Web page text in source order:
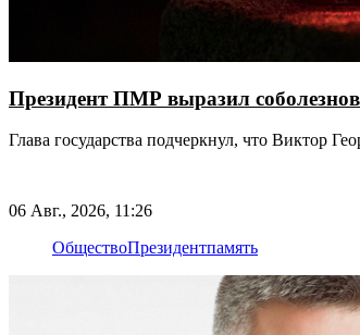
Президент ПМР выразил
Глава государства подчеркнул, что Виктор
06 Авг., 2026, 11:26
ОбществоПрезидентпамять